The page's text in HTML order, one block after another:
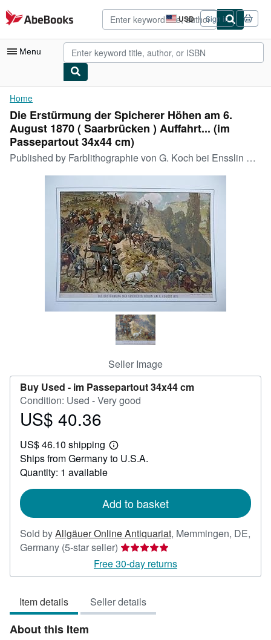
Skip to main content
AbeBooks.com USD
Site
shopping
preferences
Sign in
Menu
My Account
My Purchases
Advanced Search
Browse Collections
Art & Collectibles
CLOSE
Home
Die Erstürmung der Spicherer Höhen am 6.
August 1870 ( Saarbrücken ) Auffahrt... (im
Passepartout 34x44 cm)
Published by Farblithographie von G. Koch bei Ensslin & Laiblin, Reutlingen, 1892
Seller Image
Buy Used - im Passepartout 34x44 cm
Condition: Used - Very good
Price
40.36
US$ 40.36
US$ 46.10 shipping
Learn
more
Ships from Germany to U.S.A.
Quantity: 1 available
Add to basket
Sold byAllgäuer Online Antiquariat, Memmingen, DE,
Germany (5-star seller) Seller
rating
5
of
5
Free 30-day returns
Item details Seller details
About this Item